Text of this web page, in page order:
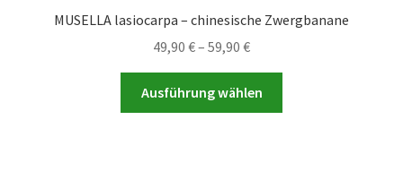
MUSELLA lasiocarpa – chinesische Zwergbanane
49,90 €– 59,90 €Preisspanne:
49,90 €
bis
59,90 €
Ausführung wählen